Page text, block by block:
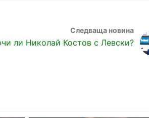
ли Николай Костов с Левски?